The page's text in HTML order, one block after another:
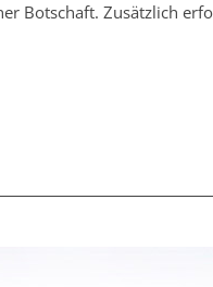
Botschaft. Zusätzlich